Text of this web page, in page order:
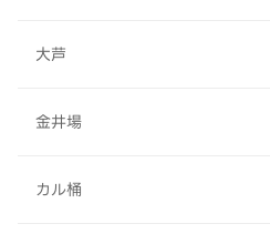
大芦
金井場
カル桶